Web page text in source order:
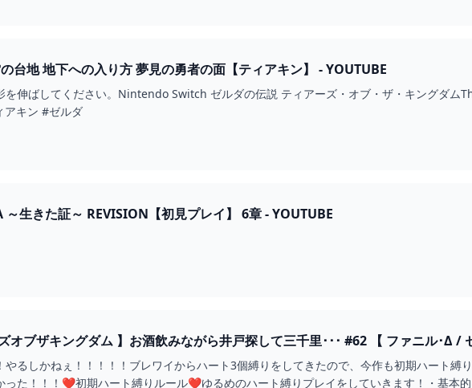
の台地 地下への入り方 夢見の勇者の面【ティアキン】 - YOUTUBE
を伸ばしてください。Nintendo Switch ゼルダの伝説 ティアーズ・オブ・ザ・キングダ
キン #ゼルダ
～生きた証～ REVISION【初見プレイ】 6章 - YOUTUBE
千里･･･ #62 【 ファニル･Δ / セルフ受肉VTUBER 】 -
やるしかねぇ！！！！！ブレワイからハート3個縛りをしてきたので、今作も初期ハート
った！！！❤初期ハート縛りルール❤ゆるめのハート縛りプレイをしていきます！・基本